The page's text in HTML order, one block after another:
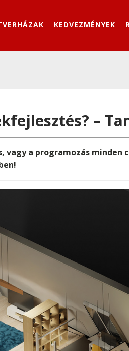
KEDVEZMÉNYEK
–
vagy a programozás